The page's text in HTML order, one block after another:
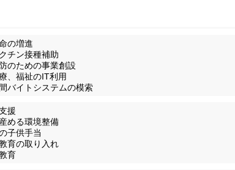
の増進
チン接種補助
のための事業創設
、福祉のIT利用
バイトシステムの模索
援
める環境整備
子供手当
育の取り入れ
育